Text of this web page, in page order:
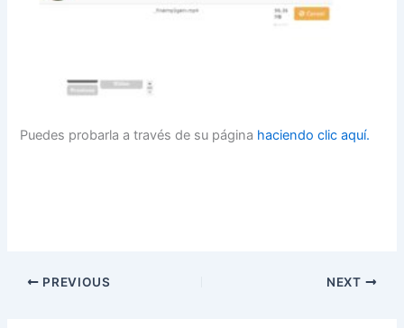
Puedes probarla a través de su página haciendo clic aquí.
PREVIOUS NEXT